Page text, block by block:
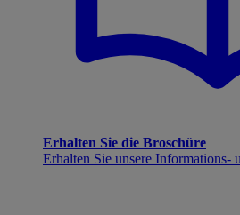
Erhalten Sie die Broschüre
Erhalten Sie unsere Informations-